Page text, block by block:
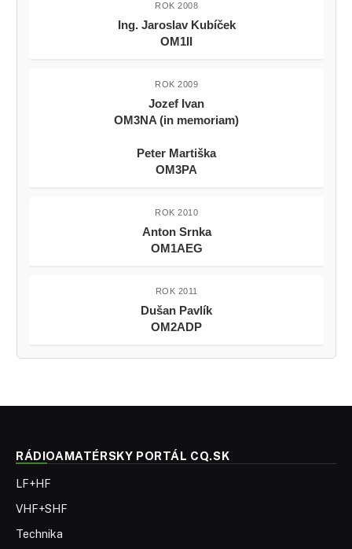
ROK 2008
Ing. Jaroslav Kubíček
OM1II
ROK 2009
Jozef Ivan
OM3NA (in memoriam)
Peter Martiška
OM3PA
ROK 2010
Anton Srnka
OM1AEG
ROK 2011
Dušan Pavlík
OM2ADP
RÁDIOAMATÉRSKY PORTÁL CQ.SK
LF+HF
VHF+SHF
Technika